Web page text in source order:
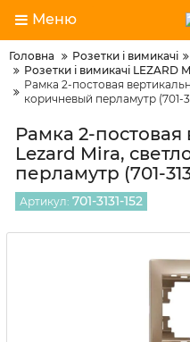
Меню
Головна Розетки і вимикачі
Розетки і вимикачі LEZARD
Рамка 2-постовая
коричневый перламутр (701-
Рамка 2-постовая
Lezard Mira,
перламутр (701-
Артикул: 701-3131-152